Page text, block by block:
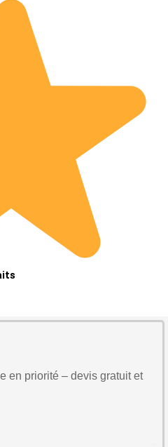
en priorité – devis gratuit et